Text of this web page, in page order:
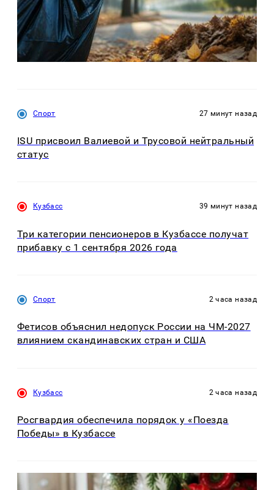
Спорт 27 минут назад
ISU присвоил Валиевой и Трусовой нейтральный
статус
Кузбасс 39 минут назад
Три категории пенсионеров в Кузбассе получат
прибавку с 1 сентября 2026 года
Спорт 2 часа назад
Фетисов объяснил недопуск России на ЧМ-2027
влиянием скандинавских стран и США
Кузбасс 2 часа назад
Росгвардия обеспечила порядок у «Поезда
Победы» в Кузбассе